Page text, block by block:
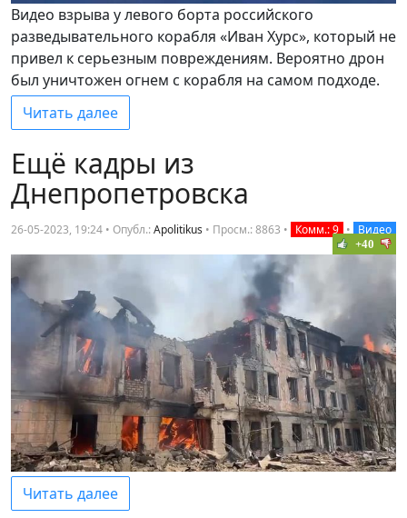
Видео взрыва у левого борта российского
разведывательного корабля «Иван Хурс», который не
привел к серьезным повреждениям. Вероятно дрон
был уничтожен огнем с корабля на самом подходе.
Читать далее
Ещё кадры из
Днепропетровска
26-05-2023, 19:24 • Опубл.:Apolitikus • Просм.: 8863 • Комм.: 9 • Видео
+40
Читать далее